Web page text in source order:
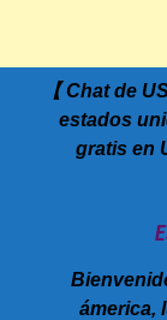
【 Chat de
estados
gratis en
ámerica,